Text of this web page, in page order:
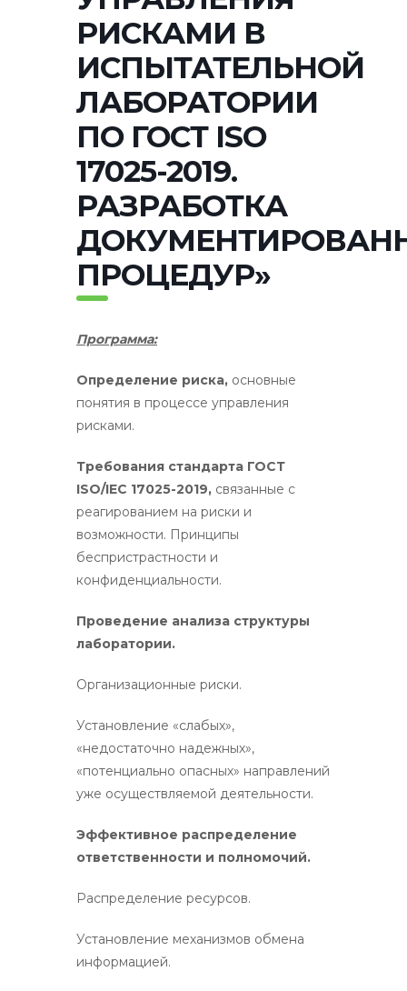
РИСКАМИ В
ИСПЫТАТЕЛЬНОЙ
ЛАБОРАТОРИИ
ПО ГОСТ ISO
17025-2019.
РАЗРАБОТКА
ПРОЦЕДУР»
Программа:
Определение риска, основные
понятия в процессе управления
рисками.
Требования стандарта ГОСТ
ISO/IEC 17025-2019, связанные с
реагированием на риски и
возможности. Принципы
беспристрастности и
конфиденциальности.
Проведение анализа структуры
лаборатории.
Организационные риски.
Установление «слабых»,
«недостаточно надежных»,
«потенциально опасных» направлений
уже осуществляемой деятельности.
Эффективное распределение
ответственности и полномочий.
Распределение ресурсов.
Установление механизмов обмена
информацией.